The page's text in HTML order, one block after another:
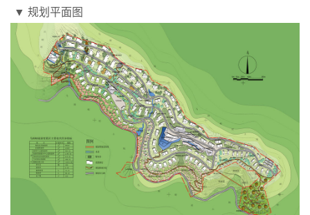
▼ 规划平面图